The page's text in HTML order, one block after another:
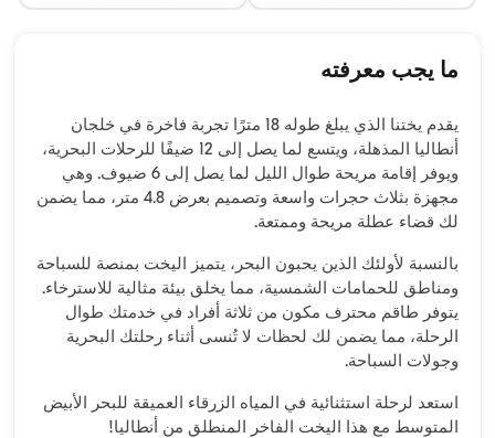
ما يجب معرفته
يقدم يختنا الذي يبلغ طوله 18 مترًا تجربة فاخرة في خلجان
أنطاليا المذهلة، ويتسع لما يصل إلى 12 ضيفًا للرحلات البحرية،
ويوفر إقامة مريحة طوال الليل لما يصل إلى 6 ضيوف. وهي
مجهزة بثلاث حجرات واسعة وتصميم بعرض 4.8 متر، مما يضمن
لك قضاء عطلة مريحة وممتعة.
بالنسبة لأولئك الذين يحبون البحر، يتميز اليخت بمنصة للسباحة
ومناطق للحمامات الشمسية، مما يخلق بيئة مثالية للاسترخاء.
يتوفر طاقم محترف مكون من ثلاثة أفراد في خدمتك طوال
الرحلة، مما يضمن لك لحظات لا تُنسى أثناء رحلتك البحرية
وجولات السباحة.
استعد لرحلة استثنائية في المياه الزرقاء العميقة للبحر الأبيض
المتوسط مع هذا اليخت الفاخر المنطلق من أنطاليا!